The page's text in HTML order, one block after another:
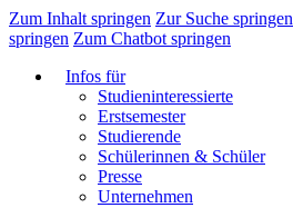
Zum Inhalt springen Zur Suche springen
springen Zum Chatbot springen
Infos für
Studieninteressierte
Erstsemester
Studierende
Schülerinnen & Schüler
Presse
Unternehmen